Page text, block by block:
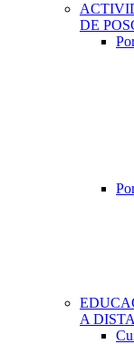
DE
A